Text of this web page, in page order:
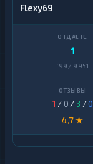
Flexy69
1
199 / 9 951
1 / 0 / 3 /0
4,7 ★